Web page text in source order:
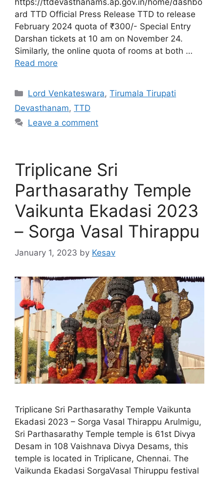
ard TTD Official Press Release TTD to release
February 2024 quota of ₹300/- Special Entry
Darshan tickets at 10 am on November 24.
Similarly, the online quota of rooms at both …
Read more
Categories
Lord Venkateswara,Tirumala Tirupati
Devasthanam, TTD
Leave a comment
Triplicane Sri
Parthasarathy Temple
Vaikunta Ekadasi 2023
– Sorga Vasal Thirappu
January 1, 2023 by Kesav
Triplicane Sri Parthasarathy Temple Vaikunta
Ekadasi 2023 – Sorga Vasal Thirappu Arulmigu,
Sri Parthasarathy Temple temple is 61st Divya
Desam in 108 Vaishnava Divya Desams, this
temple is located in Triplicane, Chennai. The
Vaikunda Ekadasi SorgaVasal Thiruppu festival